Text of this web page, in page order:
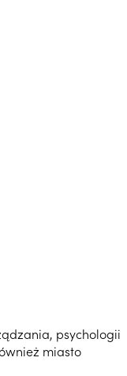
psychologii
miasto